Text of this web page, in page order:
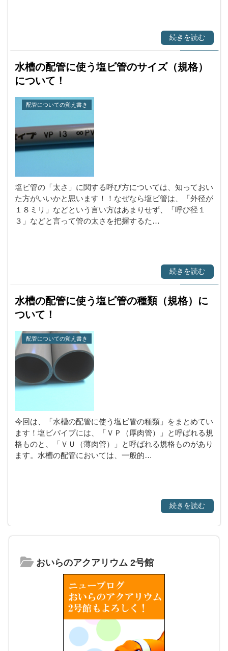
続きを読む
水槽の配管に使う塩ビ管のサイズ（規格）
について！
配管についての覚え書き
塩ビ管の「太さ」に関する呼び方については、知っておい
た方がいいかと思います！！なぜなら塩ビ管は、「外径が
１８ミリ」などという言い方はあまりせず、「呼び径１
３」などと言って管の太さを把握するた…
続きを読む
水槽の配管に使う塩ビ管の種類（規格）に
ついて！
配管についての覚え書き
今回は、「水槽の配管に使う塩ビ管の種類」をまとめてい
ます！塩ビパイプには、「ＶＰ（厚肉管）」と呼ばれる規
格ものと、「ＶＵ（薄肉管）」と呼ばれる規格ものがあり
ます。水槽の配管においては、一般的…
続きを読む
おいらのアクアリウム 2号館